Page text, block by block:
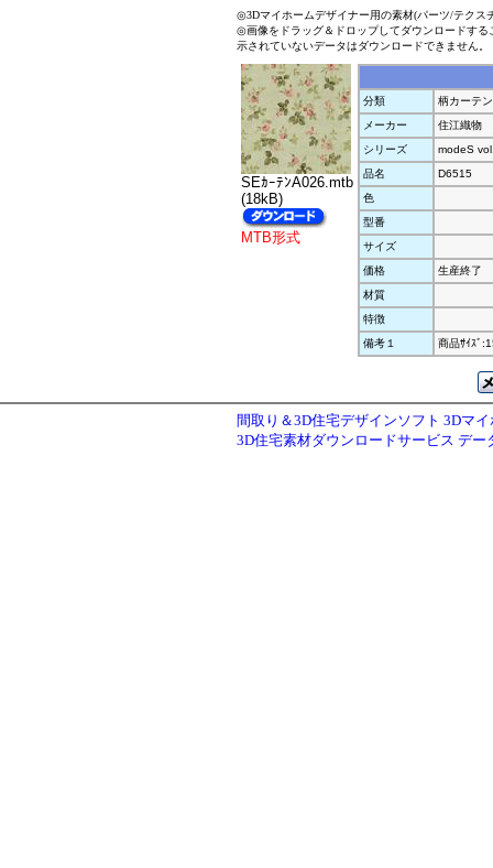
◎3Dマイホームデザイナー用の素材(パーツ/テクス
◎画像をドラッグ＆ドロップしてダウンロードす
示されていないデータはダウンロードできません。
SEｶｰﾃﾝA026.mtb
(18kB)
MTB形式
分類
柄カーテン
メーカー
住江織物
シリーズ
modeS
品名
D6515
色
型番
サイズ
価格
生産終了
材質
特徴
備考１
商品ｻｲｽﾞ
間取り＆3D住宅デザインソフト 3Dマ
3D住宅素材ダウンロードサービス デー